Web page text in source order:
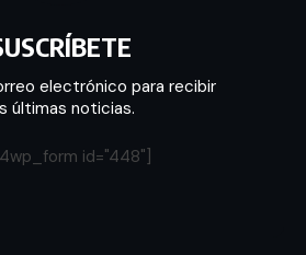
electrónico para recibir
últimas noticias.
id="448"]